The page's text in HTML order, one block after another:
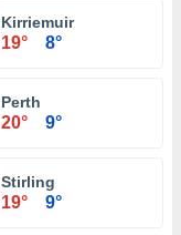
Kirriemuir
19° 8°
Perth
20° 9°
Stirling
19° 9°